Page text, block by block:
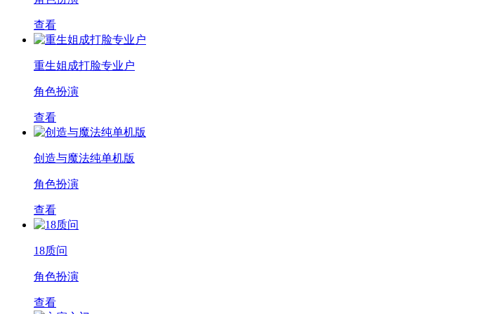
查看
重生姐成打脸专业户
角色扮演
查看
创造与魔法纯单机版
角色扮演
查看
18质问
角色扮演
查看